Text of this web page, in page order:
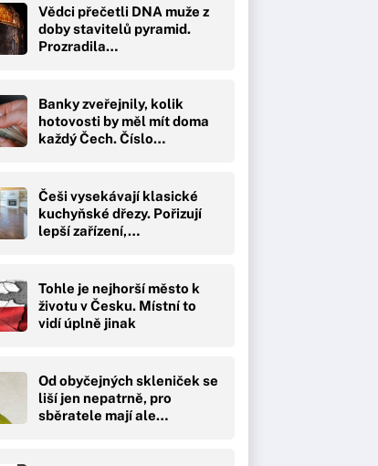
Vědci přečetli DNA muže z
doby stavitelů pyramid.
Prozradila…
Banky zveřejnily, kolik
hotovosti by měl mít doma
každý Čech. Číslo…
Češi vysekávají klasické
kuchyňské dřezy. Pořizují
lepší zařízení,…
Tohle je nejhorší město k
životu v Česku. Místní to
vidí úplně jinak
Od obyčejných skleniček se
liší jen nepatrně, pro
sběratele mají ale…